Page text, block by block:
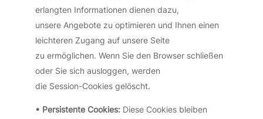
erlangten Informationen dienen dazu,
unsere Angebote zu optimieren und Ihnen einen
leichteren Zugang auf unsere Seite
zu ermöglichen. Wenn Sie den Browser schließen
oder Sie sich ausloggen, werden
die Session-Cookies gelöscht.
• Persistente Cookies:Diese Cookies bleiben